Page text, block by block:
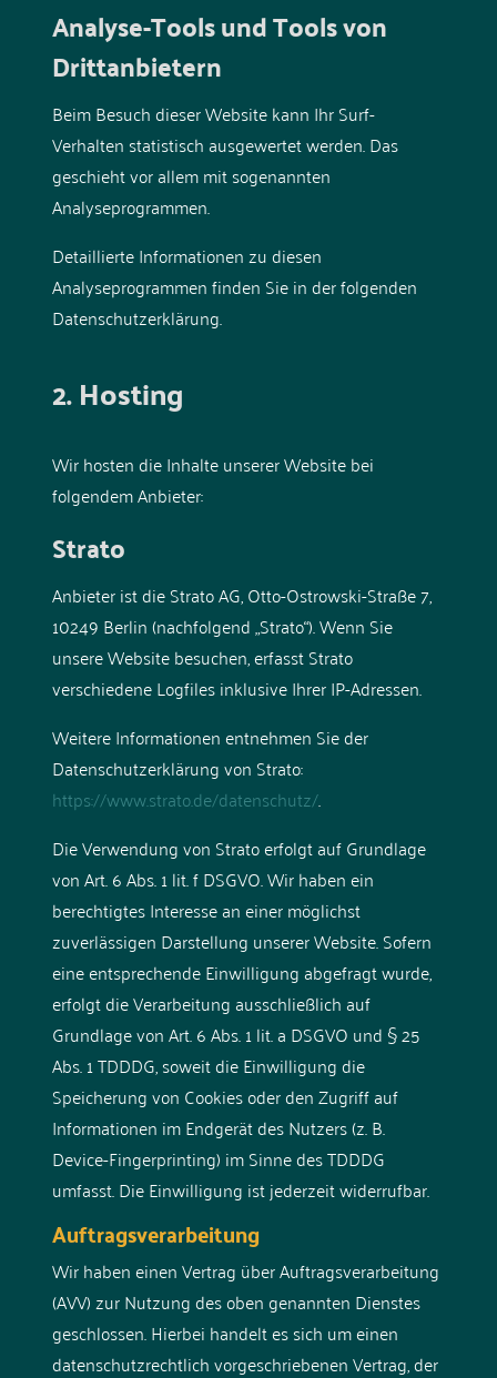
Analyse-Tools und Tools von
Dritt­anbietern
Beim Besuch dieser Website kann Ihr Surf-
Verhalten statistisch ausgewertet werden. Das
geschieht vor allem mit sogenannten
Analyseprogrammen.
Detaillierte Informationen zu diesen
Analyseprogrammen finden Sie in der folgenden
Datenschutzerklärung.
2. Hosting
Wir hosten die Inhalte unserer Website bei
folgendem Anbieter:
Strato
Anbieter ist die Strato AG, Otto-Ostrowski-Straße 7,
10249 Berlin (nachfolgend „Strato“). Wenn Sie
unsere Website besuchen, erfasst Strato
verschiedene Logfiles inklusive Ihrer IP-Adressen.
Weitere Informationen entnehmen Sie der
Datenschutzerklärung von Strato:
https://www.strato.de/datenschutz/.
Die Verwendung von Strato erfolgt auf Grundlage
von Art. 6 Abs. 1 lit. f DSGVO. Wir haben ein
berechtigtes Interesse an einer möglichst
zuverlässigen Darstellung unserer Website. Sofern
eine entsprechende Einwilligung abgefragt wurde,
erfolgt die Verarbeitung ausschließlich auf
Grundlage von Art. 6 Abs. 1 lit. a DSGVO und § 25
Abs. 1 TDDDG, soweit die Einwilligung die
Speicherung von Cookies oder den Zugriff auf
Informationen im Endgerät des Nutzers (z. B.
Device-Fingerprinting) im Sinne des TDDDG
umfasst. Die Einwilligung ist jederzeit widerrufbar.
Auftragsverarbeitung
Wir haben einen Vertrag über Auftragsverarbeitung
(AVV) zur Nutzung des oben genannten Dienstes
geschlossen. Hierbei handelt es sich um einen
datenschutzrechtlich vorgeschriebenen Vertrag, der